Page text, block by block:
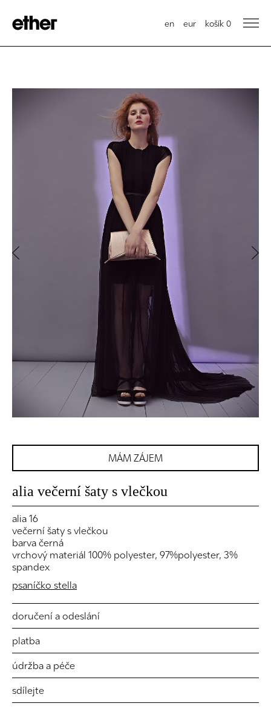
en eur košík 0
Previous
MÁM ZÁJEM
alia večerní šaty s vlečkou
alia 16
večerní šaty s vlečkou
barva černá
vrchový materiál 100% polyester, 97%polyester, 3%
spandex
psaníčko stella
doručení a odeslání
platba
údržba a péče
sdílejte